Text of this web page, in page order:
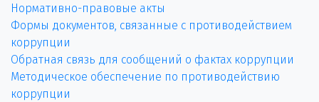
Нормативно-правовые акты
Формы документов, связанные с противодействием
коррупции
Обратная связь для сообщений о фактах коррупции
Методическое обеспечение по противодействию
коррупции